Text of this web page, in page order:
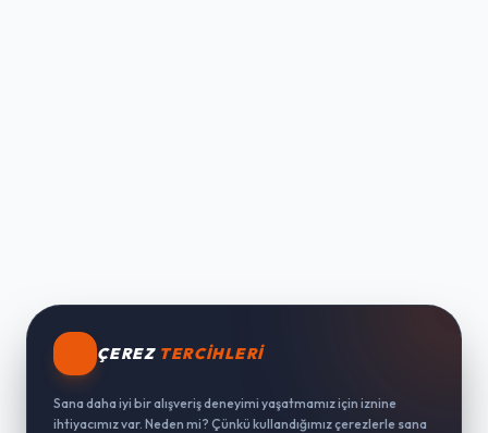
ÇEREZ TERCIHLERI
Sana daha iyi bir alışveriş deneyimi yaşatmamız için iznine
ihtiyacımız var. Neden mi? Çünkü kullandığımız çerezlerle sana